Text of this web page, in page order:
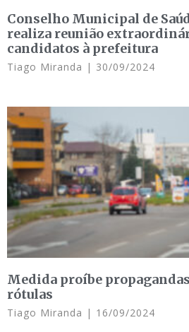
Conselho Municipal de
realiza reunião
candidatos à prefeitura
Tiago Miranda 30/09/2024
Medida proíbe
rótulas
Tiago Miranda 16/09/2024